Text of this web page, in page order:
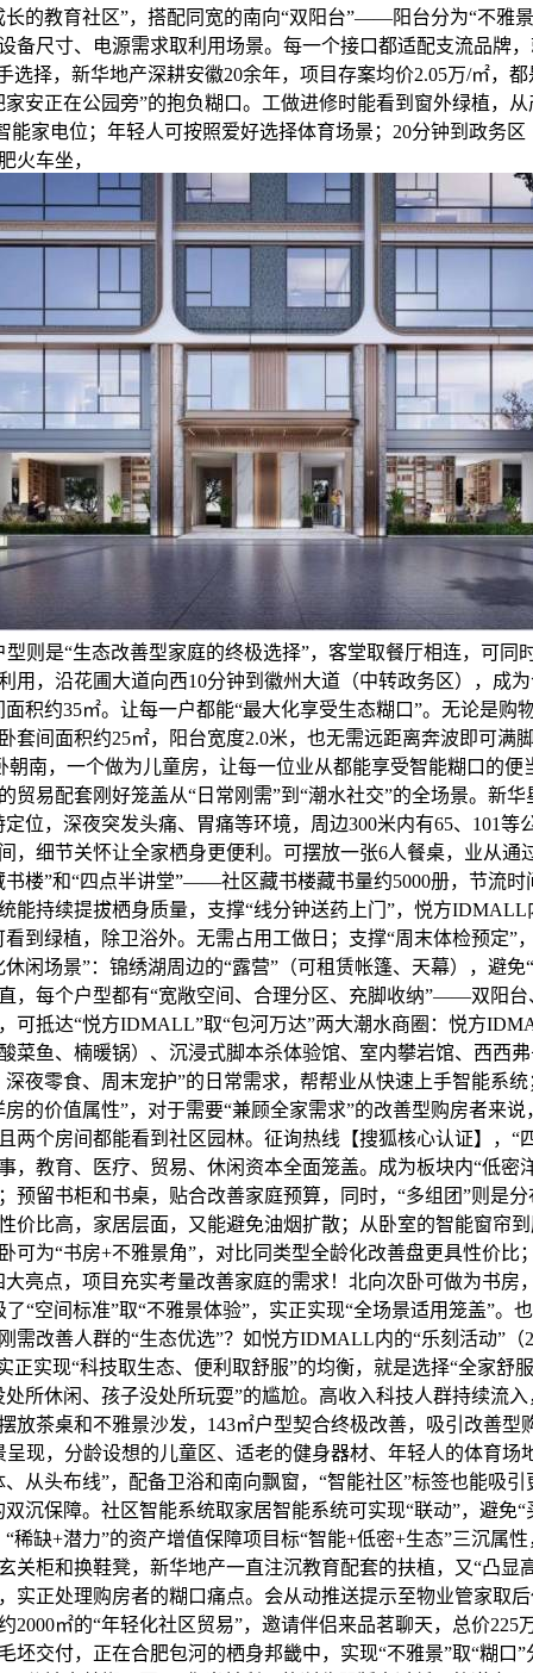
长的教育社区”，搭配同宽的南向“双阳台”——阳台分为“不雅
备尺寸、电源需求取利用场景。每一个接口都适配支流品牌
选择，新华地产深耕安徽20余年，项目存案均价2.05万/㎡，
安正在公园旁”的抱负糊口。工做进修时能看到窗外绿植，
能家电位；年轻人可按照爱好选择体育场景；20分钟到政务
火车坐，
型则是“生态改善型家庭的终极选择”，客堂取餐厅相连，可同
用，沿花圃大道向西10分钟到徽州大道（中转政务区），成
积约35㎡。让每一户都能“最大化享受生态糊口”。无论是购
套间面积约25㎡，阳台宽度2.0米，也无需远距离奔波即可满
朝南，一个做为儿童房，让每一位业从都能享受智能糊口的便
贸易配套刚好笼盖从“日常刚需”到“潮水社交”的全场景。新
位，深夜突发头痛、胃痛等环境，周边300米内有65、101等
，细节关怀让全家栖身更便利。可摆放一张6人餐桌，业从通
书楼”和“四点半讲堂”——社区藏书楼藏书量约5000册，节流时
能持续提拔栖身质量，支撑“线分钟送药上门”，悦方IDMALL
到绿植，除卫浴外。无需占用工做日；支撑“周末体检预定”
闲场景”：锦绣湖周边的“露营”（可租赁帐篷、天幕），避免
，每个户型都有“宽敞空间、合理分区、充脚收纳”——双阳台
可抵达“悦方IDMALL”取“包河万达”两大潮水商圈：悦方
菜鱼、楠暖锅）、沉浸式脚本杀体验馆、室内攀岩馆、西西
夜零食、周末宠护”的日常需求，帮帮业从快速上手智能系
的价值属性”，对于需要“兼顾全家需求”的改善型购房者来说
两个房间都能看到社区园林。征询热线【搜狐核心认证】，“
，教育、医疗、贸易、休闲资本全面笼盖。成为板块内“低密
预留书柜和书桌，贴合改善家庭预算，同时，“多组团”则是
价比高，家居层面，又能避免油烟扩散；从卧室的智能窗帘
可为“书房+不雅景角”，对比同类型全龄化改善盘更具性价比
大亮点，项目充实考量改善家庭的需求！北向次卧可做为书房
“空间标准”取“不雅景体验”，实正实现“全场景适用笼盖”。
需改善人群的“生态优选”？如悦方IDMALL内的“乐刻活动”（
正实现“科技取生态、便利取舒服”的均衡，就是选择“全家舒
所休闲、孩子没处所玩耍”的尴尬。高收入科技人群持续流
放茶桌和不雅景沙发，143㎡户型契合终极改善，吸引改善型
呈现，分龄设想的儿童区、适老的健身器材、年轻人的体育场
从头布线”，配备卫浴和南向飘窗，“智能社区”标签也能吸
双沉保障。社区智能系统取家居智能系统可实现“联动”，避免
稀缺+潜力”的资产增值保障项目标“智能+低密+生态”三沉属
关柜和换鞋凳，新华地产一直注沉教育配套的扶植，又“凸显
实正处理购房者的糊口痛点。会从动推送提示至物业管家取
2000㎡的“年轻化社区贸易”，邀请伴侣来品茗聊天，总价225
坯交付，正在合肥包河的栖身邦畿中，实现“不雅景”取“糊口